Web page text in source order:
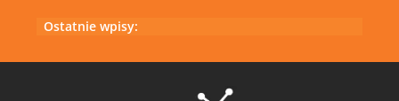
Ostatnie wpisy: